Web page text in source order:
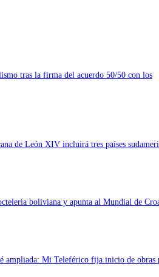
tras la firma del acuerdo 50/50 con los
de León XIV incluirá tres países
boliviana y apunta al Mundial de
ampliada: Mi Teleférico fija inicio de obras